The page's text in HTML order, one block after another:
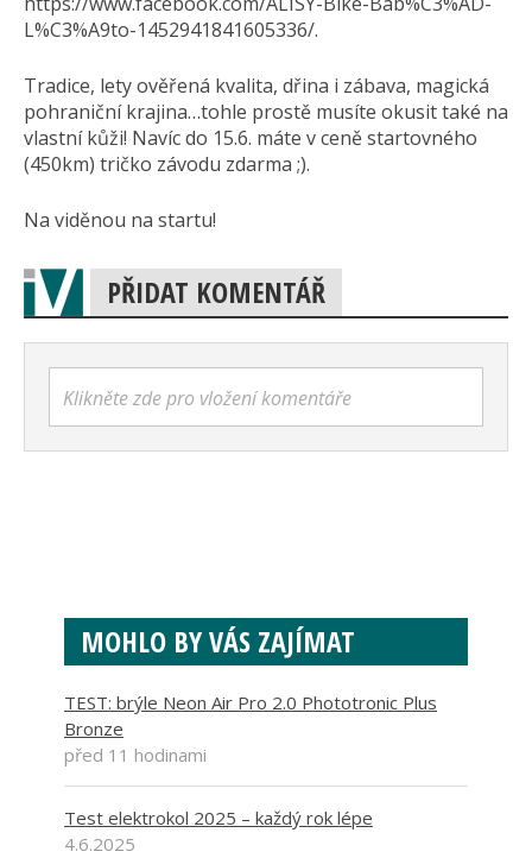
L%C3%A9to-1452941841605336/.
Tradice, lety ověřená kvalita, dřina i zábava, magická
pohraniční krajina…tohle prostě musíte okusit také na
vlastní kůži! Navíc do 15.6. máte v ceně startovného
(450km) tričko závodu zdarma ;).
Na viděnou na startu!
PŘIDAT KOMENTÁŘ
Klikněte zde pro vložení komentáře
MOHLO BY VÁS ZAJÍMAT
TEST: brýle Neon Air Pro 2.0 Phototronic Plus
Bronze
před 11 hodinami
Test elektrokol 2025 – každý rok lépe
4.6.2025